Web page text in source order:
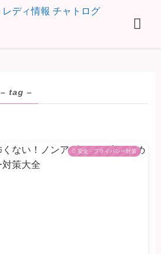
– tag –
安全・プライバシー対策